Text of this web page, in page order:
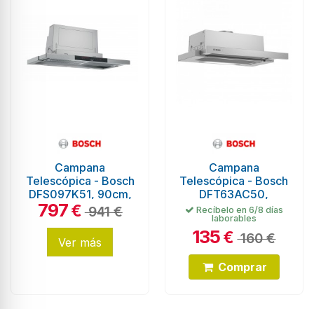
Campana
Telescópica - Bosch
DFS097K51, 90cm,
53 dB, 395 m³/h,
Inox
797€ 941 €
Ver más
Campana
Telescópica - Bosch
DFT63AC50,
Eficiencia D, Acero
Inoxidable, Extraíble
Recíbelo en 6/8 días
laborables
135€ 160 €
Comprar